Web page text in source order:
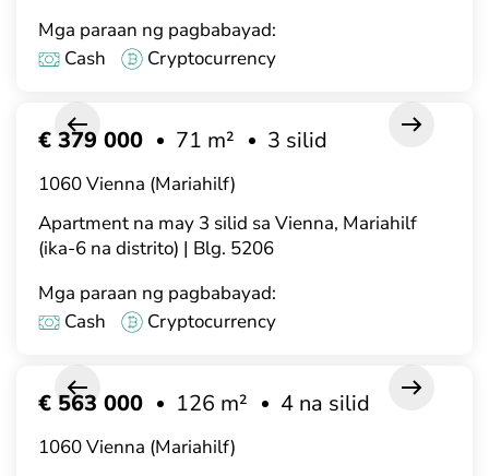
Mga paraan ng pagbabayad:
Cash
Cryptocurrency
Apartment na may 3 silid sa Vienna, Mariahilf
(ika-6 na distrito) | Blg. 5206
€ 379 000 71 m² 3 silid
1060 Vienna (Mariahilf)
Mga paraan ng pagbabayad:
Cash
Cryptocurrency
€ 563 000 126 m² 4 na silid
1060 Vienna (Mariahilf)